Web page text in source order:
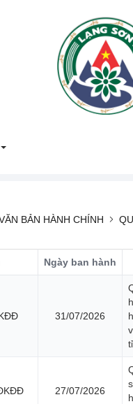
- Kế hoạch sử dụng đất
người dân, doanh nghiệp
đánh giá tác động môi
và Đổi mới sáng tạo thế
BẢN HÀNH CHÍNH
Ngày ban hành
31/07/2026
27/07/2026